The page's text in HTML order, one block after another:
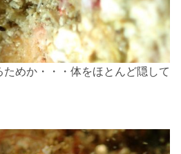
めか・・・体をほとんど隠して